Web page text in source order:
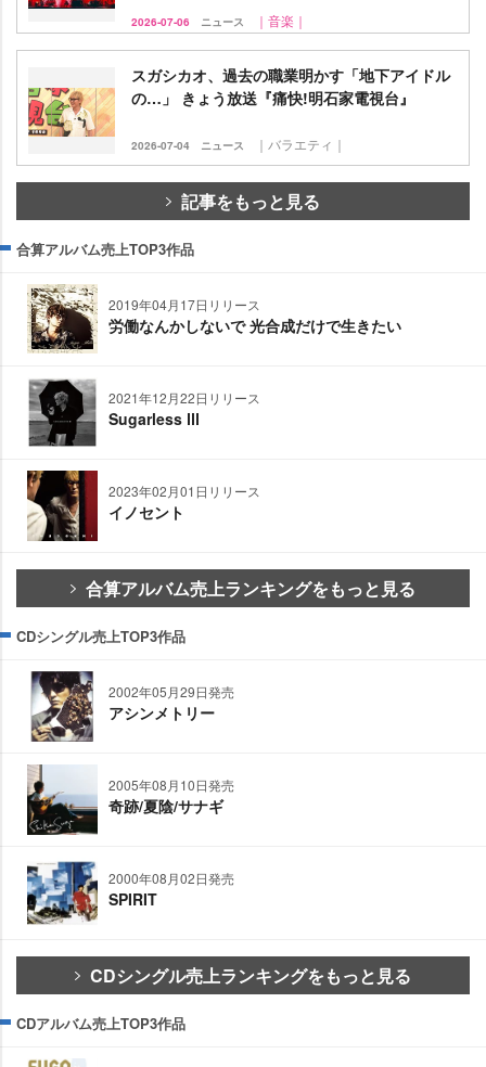
2026-07-06 ニュース ｜音楽｜
スガシカオ、過去の職業明かす「地下アイドル
の…」 きょう放送『痛快!明石家電視台』
2026-07-04 ニュース ｜バラエティ｜
記事をもっと見る
合算アルバム売上TOP3作品
2019年04月17日リリース
労働なんかしないで 光合成だけで生きたい
2021年12月22日リリース
Sugarless Ⅲ
2023年02月01日リリース
イノセント
合算アルバム売上ランキングをもっと見る
CDシングル売上TOP3作品
2002年05月29日発売
アシンメトリー
2005年08月10日発売
奇跡/夏陰/サナギ
2000年08月02日発売
SPIRIT
CDシングル売上ランキングをもっと見る
CDアルバム売上TOP3作品